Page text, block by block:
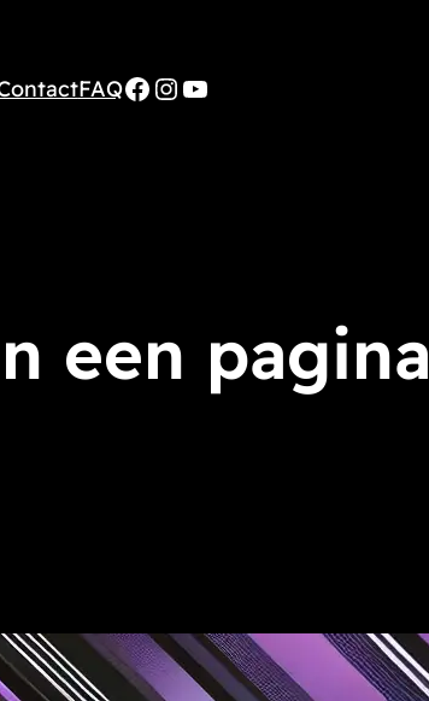
FAQFacebook
Instagram
YouTube
een pagina